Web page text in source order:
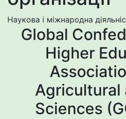
Наукова і міжнародна
Global
Higher
Agricultural
Sciences